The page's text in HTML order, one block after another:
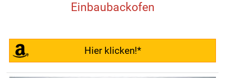
Einbaubackofen
Hier klicken!*